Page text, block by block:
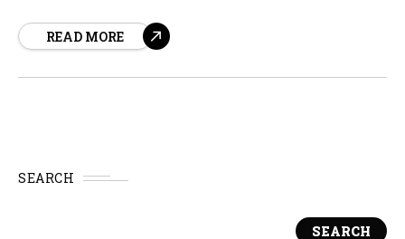
cercanos dependen de agua de pozos sobreexplotados.
READ MORE
SEARCH
SEARCH